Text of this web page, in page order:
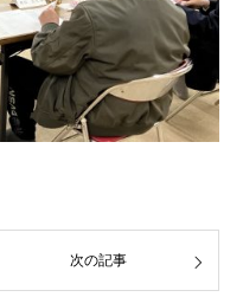
次の記事